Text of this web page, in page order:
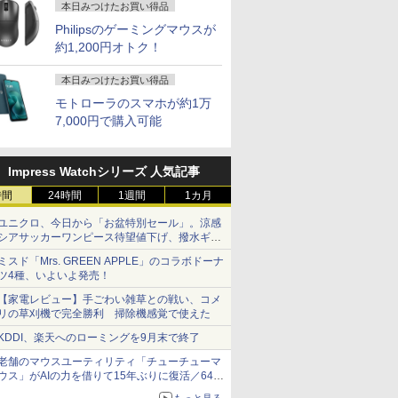
本日みつけたお買い得品
Philipsのゲーミングマウスが
約1,200円オトク！
本日みつけたお買い得品
モトローラのスマホが約1万
7,000円で購入可能
Impress Watchシリーズ 人気記事
24時間 1週間 1カ月
ニクロ、今日から「お盆特別セール」。涼感
アサッカーワンピース待望値下げ、撥水ギア
ョーツは1990円に
スド「Mrs. GREEN APPLE」のコラボドーナ
4種、いよいよ発売！
家電レビュー】手ごわい雑草との戦い、コメ
の草刈機で完全勝利 掃除機感覚で使えた
、楽天へのローミングを9月末で終了
舗のマウスユーティリティ「チューチューマ
ス」がAIの力を借りて15年ぶりに復活／64bit
、Windows 10/11、「Chrome」も走り回